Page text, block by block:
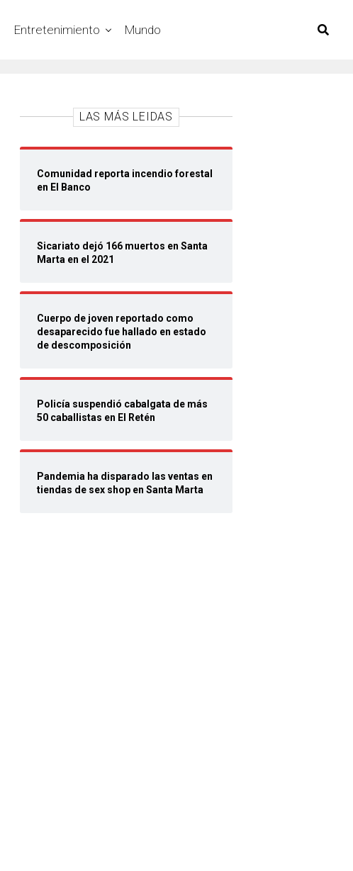
Entretenimiento Mundo
LAS MÁS LEIDAS
Comunidad reporta incendio forestal
en El Banco
Sicariato dejó 166 muertos en Santa
Marta en el 2021
Cuerpo de joven reportado como
desaparecido fue hallado en estado
de descomposición
Policía suspendió cabalgata de más
50 caballistas en El Retén
Pandemia ha disparado las ventas en
tiendas de sex shop en Santa Marta